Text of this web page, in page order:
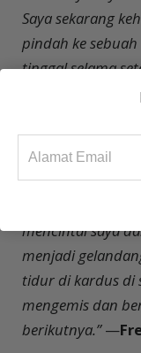
Saya sekarang
pindah ke sebuah
tinggal selama
meninggal,
“Saya ditangkap
mencoba
mencintai saya
menjadi
tidur di kardus di
mengemis dan
berikutnya.”—